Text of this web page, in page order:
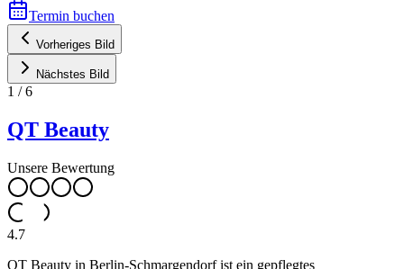
Termin buchen
Vorheriges Bild
Nächstes Bild
1 /6
QT Beauty
Unsere Bewertung
4.7
QT Beauty in Berlin-Schmargendorf ist ein gepflegtes